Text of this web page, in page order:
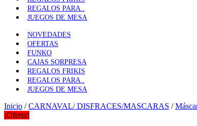
REGALOS PARA..
JUEGOS DE MESA
NOVEDADES
OFERTAS
FUNKO
CAJAS SORPRESA
REGALOS FRIKIS
REGALOS PARA..
JUEGOS DE MESA
Inicio /CARNAVAL/ DISFRACES/MASCARAS /
¡Oferta!